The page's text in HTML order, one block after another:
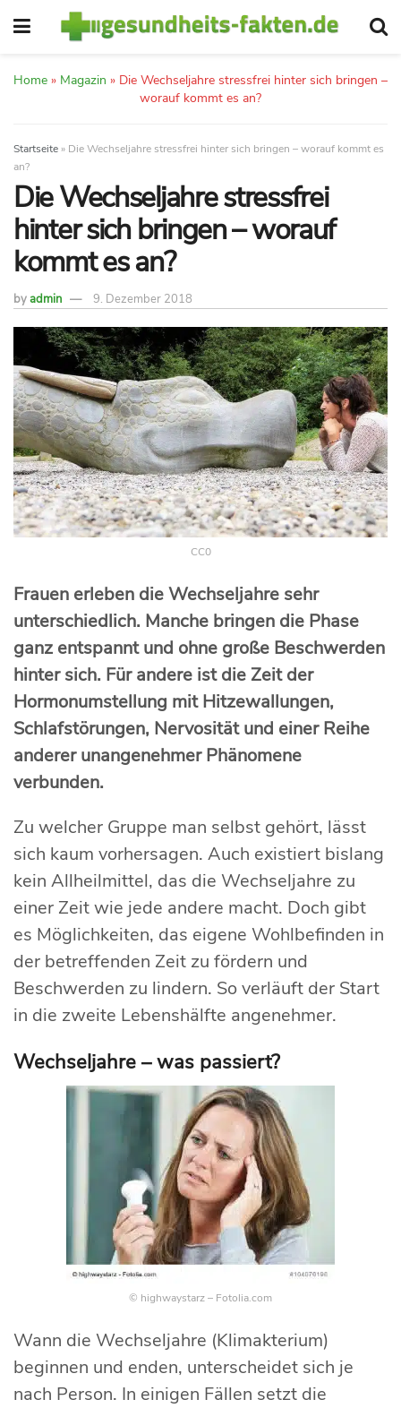
Home » Magazin » Die Wechseljahre stressfrei hinter sich bringen –
worauf kommt es an?
Startseite » Die Wechseljahre stressfrei hinter sich bringen – worauf kommt es
an?
Die Wechseljahre stressfrei
hinter sich bringen – worauf
kommt es an?
byadmin 9. Dezember 2018
CC0
Frauen erleben die Wechseljahre sehr
unterschiedlich. Manche bringen die Phase
ganz entspannt und ohne große Beschwerden
hinter sich. Für andere ist die Zeit der
Hormonumstellung mit Hitzewallungen,
Schlafstörungen, Nervosität und einer Reihe
anderer unangenehmer Phänomene
verbunden.
Zu welcher Gruppe man selbst gehört, lässt
sich kaum vorhersagen. Auch existiert bislang
kein Allheilmittel, das die Wechseljahre zu
einer Zeit wie jede andere macht. Doch gibt
es Möglichkeiten, das eigene Wohlbefinden in
der betreffenden Zeit zu fördern und
Beschwerden zu lindern. So verläuft der Start
in die zweite Lebenshälfte angenehmer.
Wechseljahre – was passiert?
© highwaystarz – Fotolia.com
Wann die Wechseljahre (Klimakterium)
beginnen und enden, unterscheidet sich je
nach Person. In einigen Fällen setzt die